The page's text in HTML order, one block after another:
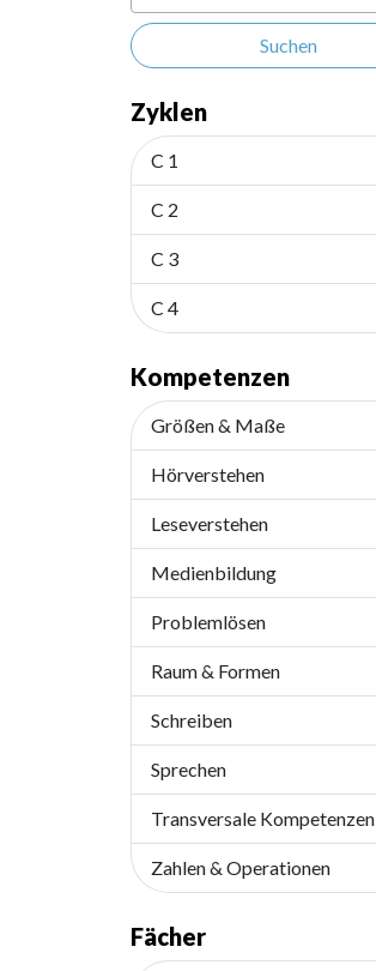
Suchen
Zyklen
C 1
C 2
C 3
C 4
Kompetenzen
Größen & Maße
Hörverstehen
Leseverstehen
Medienbildung
Problemlösen
Raum & Formen
Schreiben
Sprechen
Transversale Kompetenzen
Zahlen & Operationen
Fächer